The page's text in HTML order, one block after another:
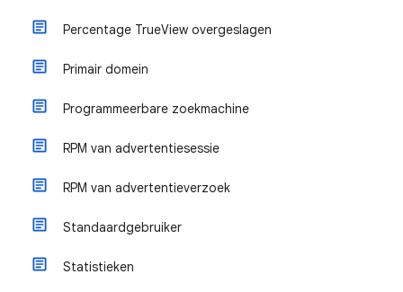
Percentage TrueView overgeslagen
Primair domein
Programmeerbare zoekmachine
RPM van advertentiesessie
RPM van advertentieverzoek
Standaardgebruiker
Statistieken